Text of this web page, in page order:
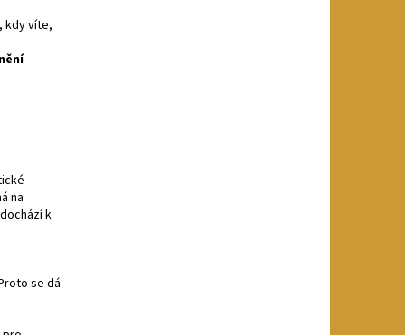
, kdy víte,
na
k
se dá